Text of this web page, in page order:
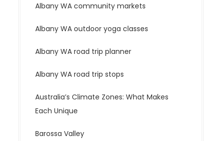
Albany WA community markets
Albany WA outdoor yoga classes
Albany WA road trip planner
Albany WA road trip stops
Australia’s Climate Zones: What Makes
Each Unique
Barossa Valley